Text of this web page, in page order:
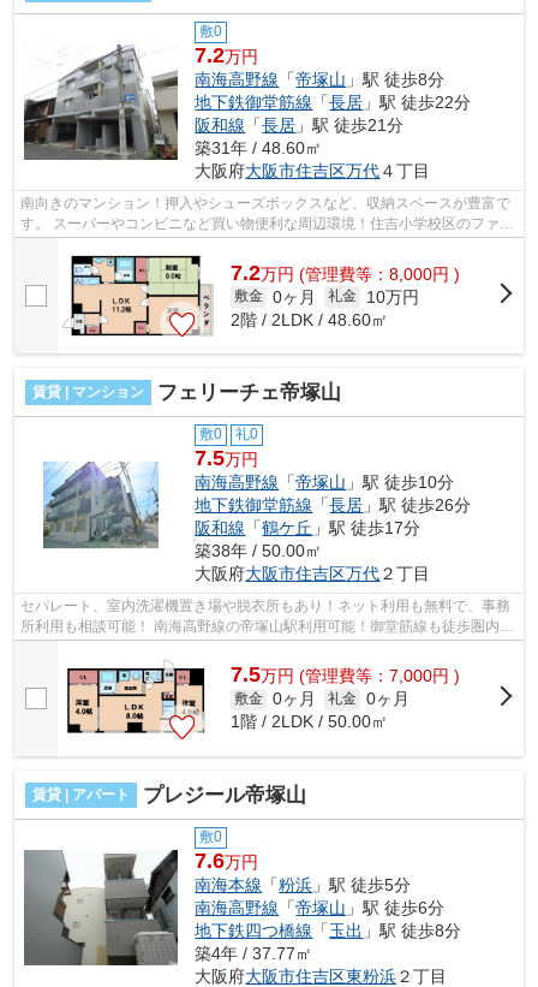
敷0
7.2万円
南海高野線 「帝塚山 」駅 徒歩8分
地下鉄御堂筋線 「長居 」駅 徒歩22分
阪和線 「長居 」駅 徒歩21分
築31年 / 48.60㎡
大阪府大阪市住吉区万代４丁目
南向きのマンション！押入やシューズボックスなど、収納スペースが豊富で
す。 スーパーやコンビニなど買い物便利な周辺環境！住吉小学校区のファミ
7.2万円 (管理費等：8,000円 )
敷金 0ヶ月 礼金
10万円
2階 / 2LDK / 48.60㎡
賃貸 | マンション フェリーチェ帝塚山
敷0 礼0
7.5万円
南海高野線 「帝塚山 」駅 徒歩10分
地下鉄御堂筋線 「長居 」駅 徒歩26分
阪和線 「鶴ケ丘 」駅 徒歩17分
築38年 / 50.00㎡
大阪府大阪市住吉区万代２丁目
セパレート、室内洗濯機置き場や脱衣所もあり！ネット利用も無料で、事務
所利用も相談可能！ 南海高野線の帝塚山駅利用可能！御堂筋線も徒歩圏内！
7.5万円 (管理費等：7,000円 )
敷金 0ヶ月 礼金 0ヶ月
1階 / 2LDK / 50.00㎡
賃貸 | アパート プレジール帝塚山
敷0
7.6万円
南海本線 「粉浜 」駅 徒歩5分
南海高野線 「帝塚山 」駅 徒歩6分
地下鉄四つ橋線 「玉出 」駅 徒歩8分
築4年 / 37.77㎡
大阪府大阪市住吉区東粉浜２丁目